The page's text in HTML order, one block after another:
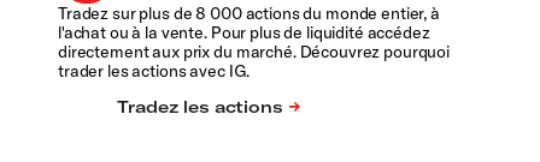
Tradez sur plus de 8 000 actions du monde entier, à
l'achat ou à la vente. Pour plus de liquidité accédez
directement aux prix du marché. Découvrez pourquoi
trader les actions avec IG.